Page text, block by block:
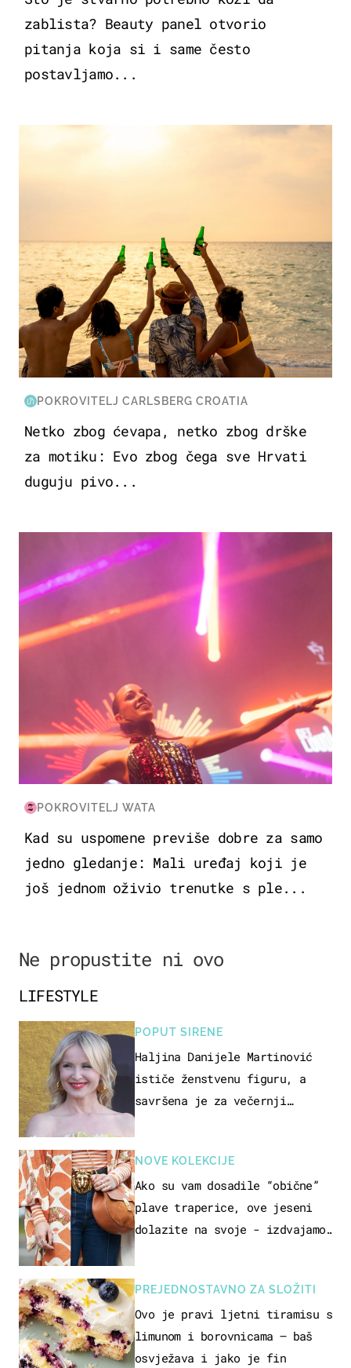
zablista? Beauty panel otvorio
pitanja koja si i same često
postavljamo...
POKROVITELJ CARLSBERG CROATIA
Netko zbog ćevapa, netko zbog drške
za motiku: Evo zbog čega sve Hrvati
duguju pivo...
KULTURA & ZABAVA
POKROVITELJ WATA
Kad su uspomene previše dobre za samo
jedno gledanje: Mali uređaj koji je
još jednom oživio trenutke s ple...
Ne propustite ni ovo
LIFESTYLE
POPUT SIRENE
Haljina Danijele Martinović
ističe ženstvenu figuru, a
savršena je za večernji
NOVE KOLEKCIJE
Ako su vam dosadile “obične”
plave traperice, ove jeseni
dolazite na svoje - izdvajamo
PREJEDNOSTAVNO ZA SLOŽITI
Ovo je pravi ljetni tiramisu s
limunom i borovnicama – baš
osvježava i jako je fin